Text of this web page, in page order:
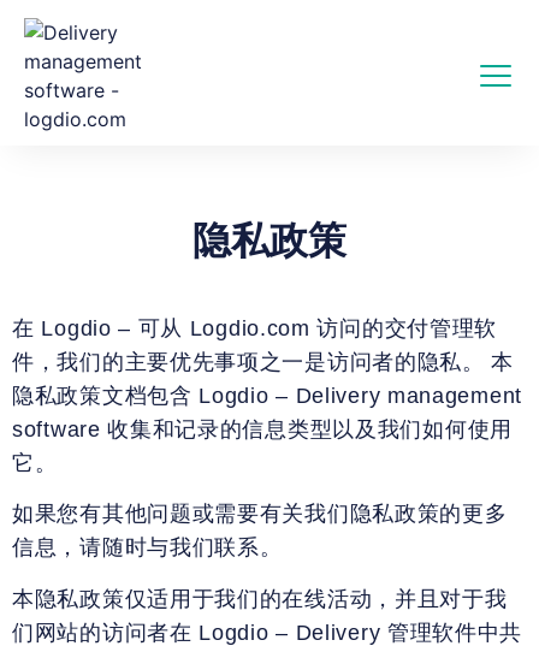
隐私政策
在 Logdio – 可从 Logdio.com 访问的交付管理软
件，我们的主要优先事项之一是访问者的隐私。 本
隐私政策文档包含 Logdio – Delivery management
software 收集和记录的信息类型以及我们如何使用
它。
如果您有其他问题或需要有关我们隐私政策的更多
信息，请随时与我们联系。
本隐私政策仅适用于我们的在线活动，并且对于我
们网站的访问者在 Logdio – Delivery 管理软件中共